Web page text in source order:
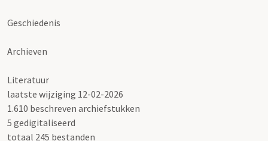
Geschiedenis
Archieven
Literatuur
laatste wijziging 12-02-2026
1.610 beschreven archiefstukken
5 gedigitaliseerd
totaal 245 bestanden